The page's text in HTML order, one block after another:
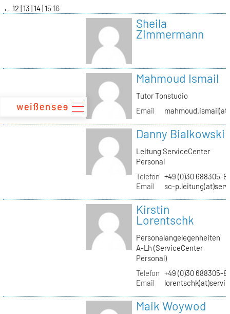
zum
Inhalt
← 12 13 14 15 16
Sheila
Zimmermann
Mahmoud Ismail
Tutor Tonstudio
Email
Danny Bialkowski
Leitung ServiceCenter
Personal
Telefon +49 (0)30 688305-
Email
sc-
Kirstin
Lorentschk
Personalangelegenheiten
A-Lh (ServiceCenter
Personal)
Telefon +49 (0)30 688305-
Email
Maik Woywod